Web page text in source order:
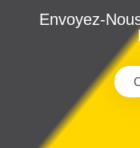
Envoyez-